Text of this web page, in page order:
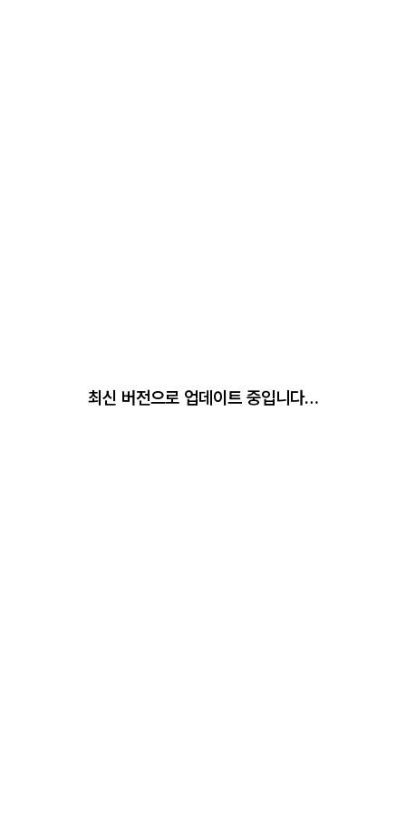
최신 버전으로 업데이트 중입니다…